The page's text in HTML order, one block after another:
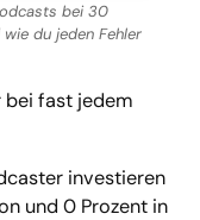
bei 30
du jeden Fehler
bei fast jedem
investieren
und 0 Prozent in